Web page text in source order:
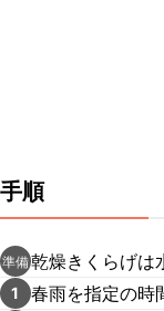
手順
準備乾燥きくらげは
1 春雨を指定の時